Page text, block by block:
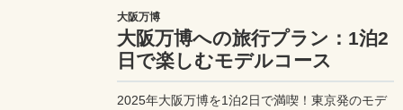
大阪万博
大阪万博への旅行プラン：1泊2
日で楽しむモデルコース
2025年大阪万博を1泊2日で満喫！東京発のモデ